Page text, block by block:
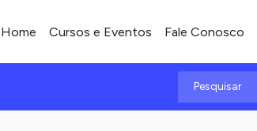
Home Cursos e Eventos Fale Conosco